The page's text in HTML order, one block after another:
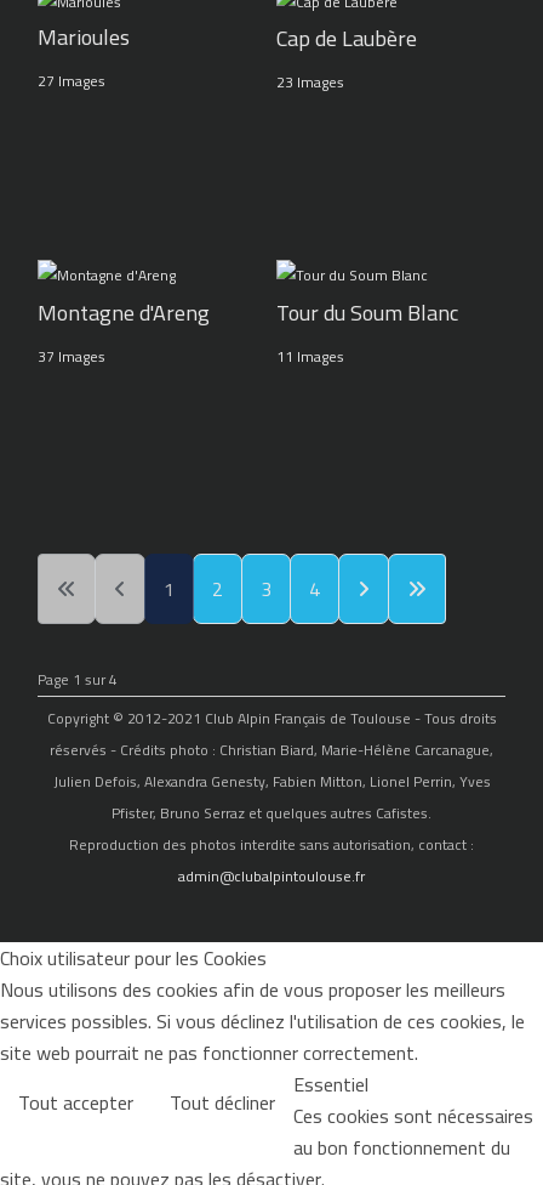
Marioules
27 Images
Cap de Laubère
23 Images
Montagne d'Areng
37 Images
Tour du Soum Blanc
11 Images
1 2 3 4
Page 1 sur 4
Copyright © 2012-2021 Club Alpin Français de Toulouse - Tous droits
réservés - Crédits photo : Christian Biard, Marie-Hélène Carcanague,
Julien Defois, Alexandra Genesty, Fabien Mitton, Lionel Perrin, Yves
Pfister, Bruno Serraz et quelques autres Cafistes.
Reproduction des photos interdite sans autorisation, contact :
admin@clubalpintoulouse.fr
Choix utilisateur pour les Cookies
Nous utilisons des cookies afin de vous proposer les meilleurs
services possibles. Si vous déclinez l'utilisation de ces cookies, le
site web pourrait ne pas fonctionner correctement.
Tout accepter
Tout décliner Essentiel
Ces cookies sont nécessaires
au bon fonctionnement du